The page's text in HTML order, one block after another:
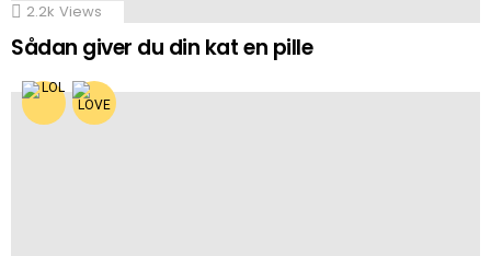
2.2k Views
Sådan giver du din kat en pille